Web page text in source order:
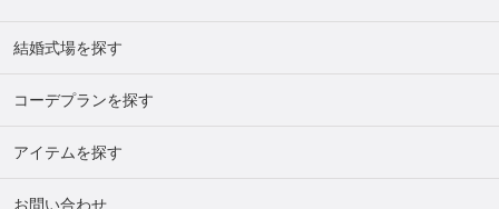
結婚式場を探す
コーデプランを探す
アイテムを探す
お問い合わせ